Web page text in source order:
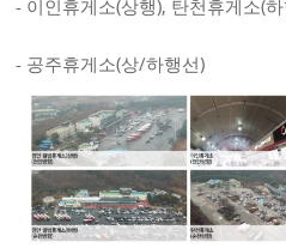
- 이인휴게소(상행), 탄천휴게소(
- 공주휴게소(상/하행선)